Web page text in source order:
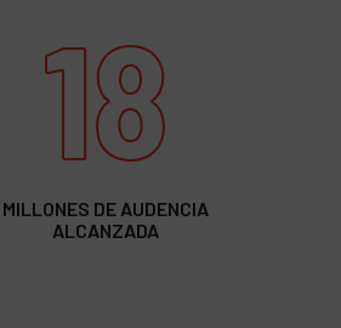
18
MILLONES DE AUDENCIA
ALCANZADA